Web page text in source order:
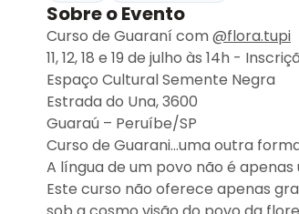
Sobre o Evento
Curso de Guaraní com@flora.tupi
11, 12, 18 e 19 de julho às 14h -
Espaço Cultural Semente Negra
Estrada do Una, 3600
Guaraú – Peruíbe/SP
Curso de Guarani...uma outra
A língua de um povo não é
Este curso não oferece apenas